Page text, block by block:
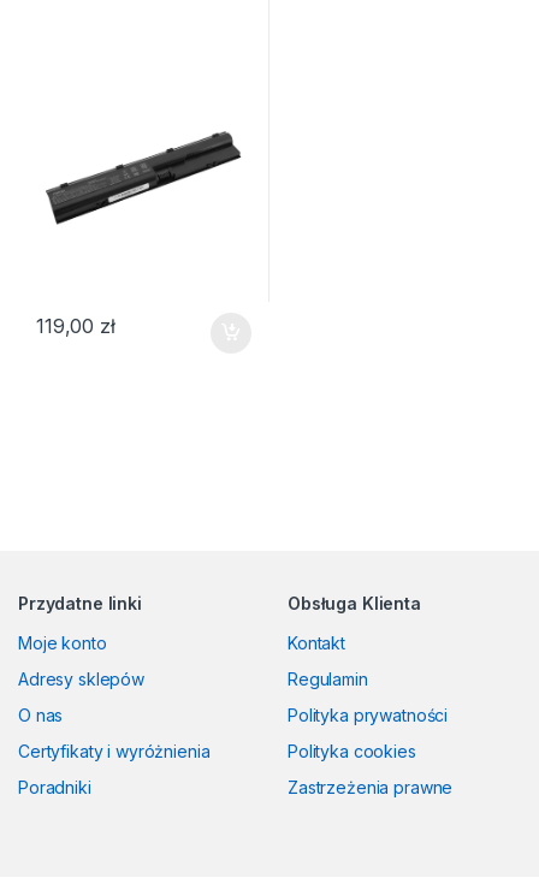
119,00 zł
Przydatne linki
Moje konto
Adresy sklepów
O nas
Certyfikaty i wyróżnienia
Poradniki
Obsługa Klienta
Kontakt
Regulamin
Polityka prywatności
Polityka cookies
Zastrzeżenia prawne